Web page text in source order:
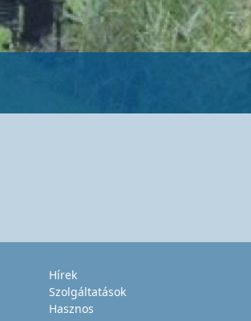
Hírek
Szolgáltatások
Hasznos